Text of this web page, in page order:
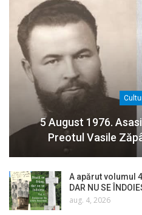
5 August 1976.
Preotul Vasile
A apărut volumul
DAR NU SE
aug. 4, 2026